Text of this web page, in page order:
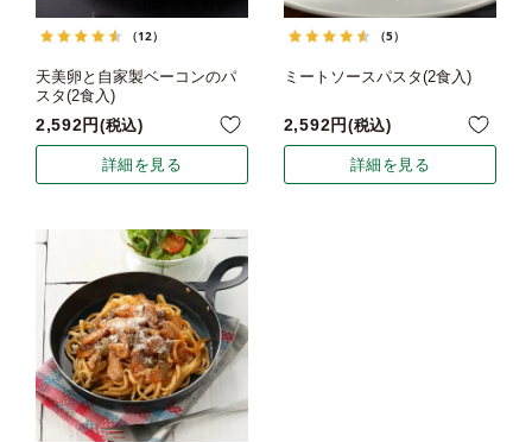
（12）
天美卵と自家製ベーコンのパ
スタ(2食入)
2,592 税込
詳細を見る
（5）
ミートソースパスタ(2食入)
2,592 税込
詳細を見る